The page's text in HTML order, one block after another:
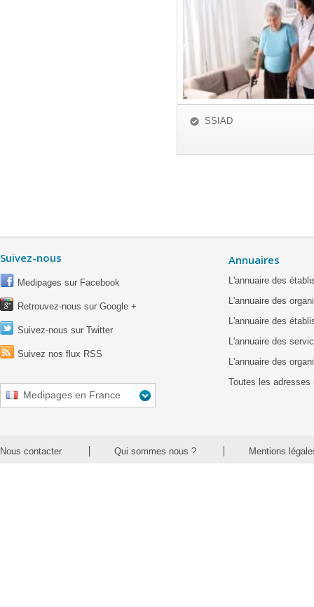
SSIAD
Suivez-nous
Medipages sur Facebook
Retrouvez-nous sur Google +
Suivez-nous sur Twitter
Suivez nos flux RSS
Medipages en France
Annuaires
L'annuaire des
L'annuaire des
L'annuaire des
L'annuaire des
L'annuaire des
Toutes les adresses
Nous contacter Qui sommes nous ? Mentions